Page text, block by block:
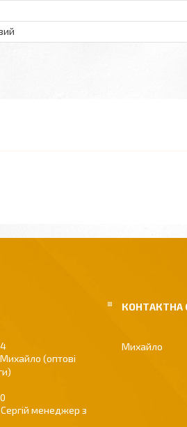
Михайло (оптові
Сергій менеджер з
Михайло